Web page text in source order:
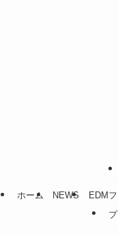
ホーム NEWS EDM